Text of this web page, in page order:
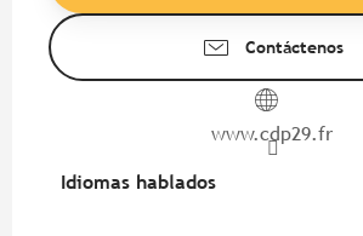
Contáctenos
www.cdp29.fr
Idiomas hablados
Idiomas hablados